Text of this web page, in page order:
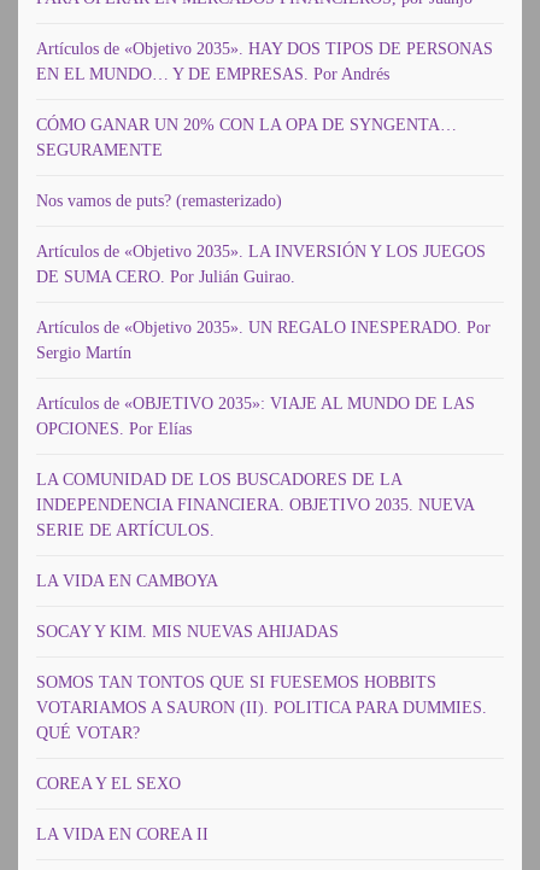
Artículos de «Objetivo 2035». HAY DOS TIPOS DE PERSONAS
EN EL MUNDO… Y DE EMPRESAS. Por Andrés
CÓMO GANAR UN 20% CON LA OPA DE SYNGENTA…
SEGURAMENTE
Nos vamos de puts? (remasterizado)
Artículos de «Objetivo 2035». LA INVERSIÓN Y LOS JUEGOS
DE SUMA CERO. Por Julián Guirao.
Artículos de «Objetivo 2035». UN REGALO INESPERADO. Por
Sergio Martín
Artículos de «OBJETIVO 2035»: VIAJE AL MUNDO DE LAS
OPCIONES. Por Elías
LA COMUNIDAD DE LOS BUSCADORES DE LA
INDEPENDENCIA FINANCIERA. OBJETIVO 2035. NUEVA
SERIE DE ARTÍCULOS.
LA VIDA EN CAMBOYA
SOCAY Y KIM. MIS NUEVAS AHIJADAS
SOMOS TAN TONTOS QUE SI FUESEMOS HOBBITS
VOTARIAMOS A SAURON (II). POLITICA PARA DUMMIES.
QUÉ VOTAR?
COREA Y EL SEXO
LA VIDA EN COREA II